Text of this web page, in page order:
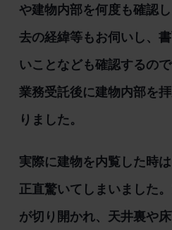
や建物内部を何度も確認
去の経緯等もお伺いし、
いことなども確認するの
業務受託後に建物内部を
りました。
実際に建物を内覧した時
正直驚いてしまいました
が切り開かれ、天井裏や